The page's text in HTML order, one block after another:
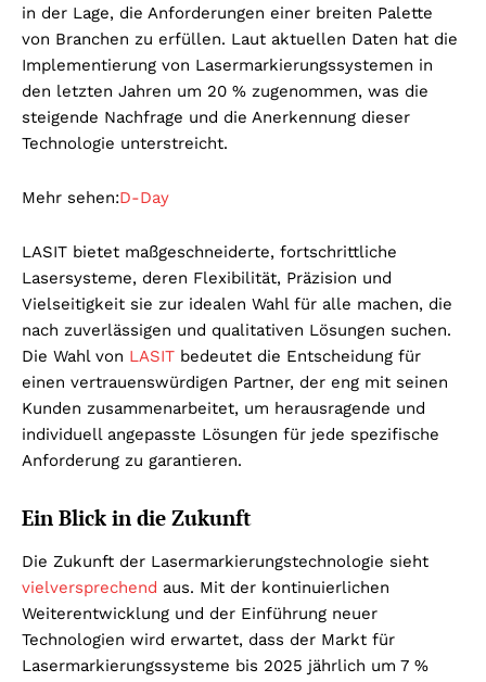
in der Lage, die Anforderungen einer breiten Palette
von Branchen zu erfüllen. Laut aktuellen Daten hat die
Implementierung von Lasermarkierungssystemen in
den letzten Jahren um 20 % zugenommen, was die
steigende Nachfrage und die Anerkennung dieser
Technologie unterstreicht.
Mehr sehen:D-Day
LASIT bietet maßgeschneiderte, fortschrittliche
Lasersysteme, deren Flexibilität, Präzision und
Vielseitigkeit sie zur idealen Wahl für alle machen, die
nach zuverlässigen und qualitativen Lösungen suchen.
Die Wahl von LASIT bedeutet die Entscheidung für
einen vertrauenswürdigen Partner, der eng mit seinen
Kunden zusammenarbeitet, um herausragende und
individuell angepasste Lösungen für jede spezifische
Anforderung zu garantieren.
Ein Blick in die Zukunft
Die Zukunft der Lasermarkierungstechnologie sieht
vielversprechend aus. Mit der kontinuierlichen
Weiterentwicklung und der Einführung neuer
Technologien wird erwartet, dass der Markt für
Lasermarkierungssysteme bis 2025 jährlich um 7 %